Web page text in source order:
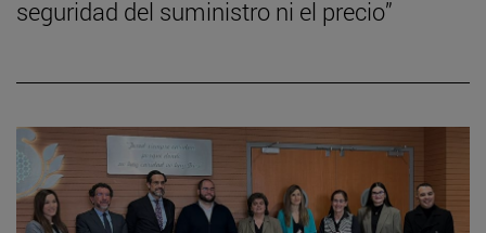
seguridad del suministro ni el precio”